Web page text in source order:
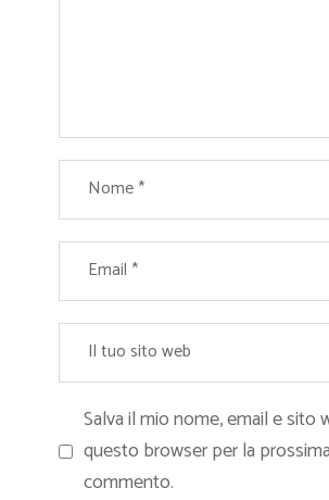
Salva il mio nome, email e sito
questo browser per la
commento.